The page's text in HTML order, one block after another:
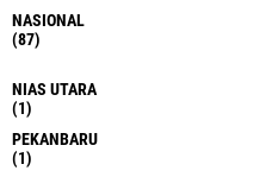
NASIONAL
(87)
NIAS UTARA
(1)
PEKANBARU
(1)